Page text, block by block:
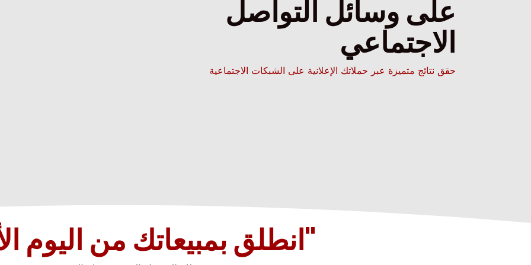
على وسائل التواصل
الاجتماعي
حقق نتائج متميزة عبر حملاتك الإعلانية على الشبكات الاجتماعية
"انطلق بمبيعاتك من اليوم